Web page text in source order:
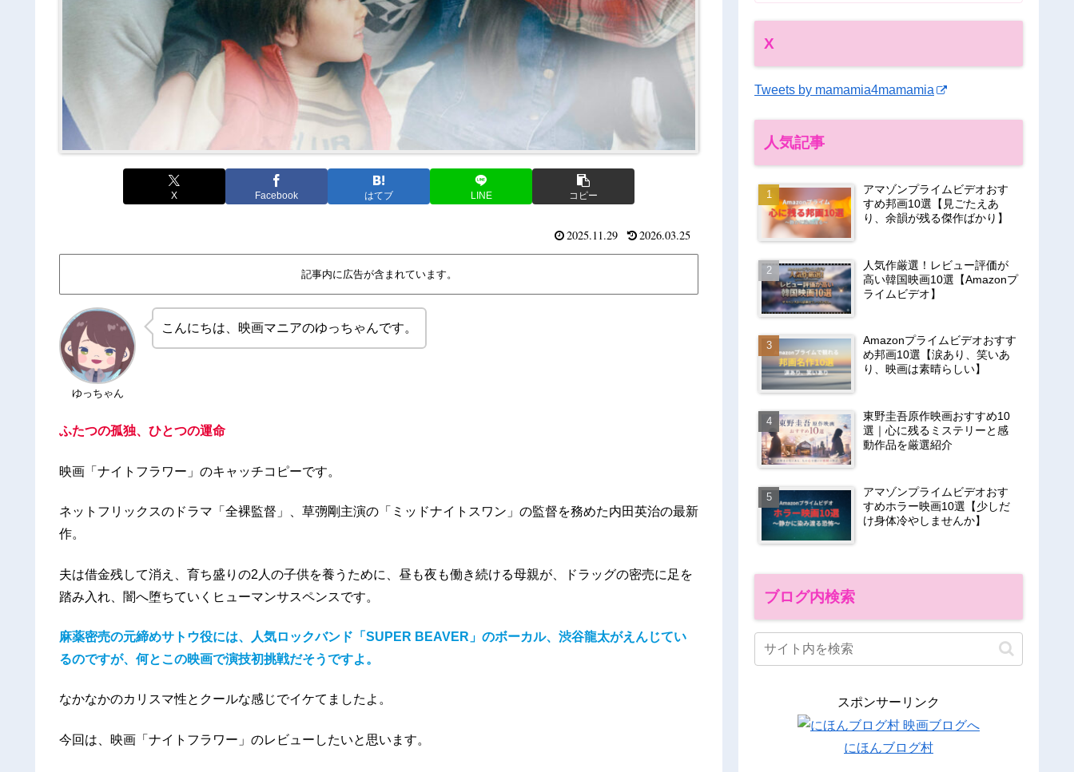
X Facebook はてブ LINE コピー
2025.11.29 2026.03.25
記事内に広告が含まれています。
ゆっちゃん
こんにちは、映画マニアのゆっちゃんです。
ふたつの孤独、ひとつの運命
映画「ナイトフラワー」のキャッチコピーです。
ネットフリックスのドラマ「全裸監督」、草彅剛主演の「ミッドナイトスワン」の監督を務めた内田英治の最新
作。
夫は借金残して消え、育ち盛りの2人の子供を養うために、昼も夜も働き続ける母親が、ドラッグの密売に足を
踏み入れ、闇へ堕ちていくヒューマンサスペンスです。
麻薬密売の元締めサトウ役には、人気ロックバンド「SUPER BEAVER」のボーカル、渋谷龍太がえんじてい
るのですが、何とこの映画で演技初挑戦だそうですよ。
なかなかのカリスマ性とクールな感じでイケてましたよ。
今回は、映画「ナイトフラワー」のレビューしたいと思います。
X
Tweets by mamamia4mamamia
人気記事
アマゾンプライムビデオおす
すめ邦画10選【見ごたえあ
り、余韻が残る傑作ばかり】
人気作厳選！レビュー評価が
高い韓国映画10選【Amazonプ
ライムビデオ】
Amazonプライムビデオおすす
め邦画10選【涙あり、笑いあ
り、映画は素晴らしい】
東野圭吾原作映画おすすめ10
選｜心に残るミステリーと感
動作品を厳選紹介
アマゾンプライムビデオおす
すめホラー映画10選【少しだ
け身体冷やしませんか】
ブログ内検索
スポンサーリンク
にほんブログ村